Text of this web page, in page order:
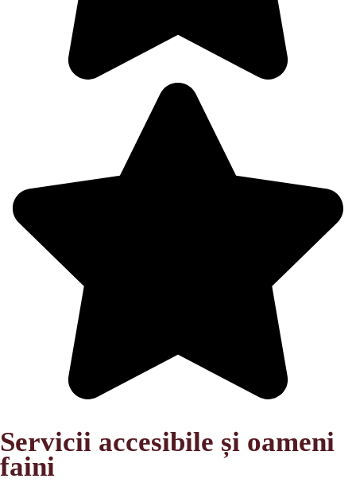
Servicii accesibile și oameni
faini